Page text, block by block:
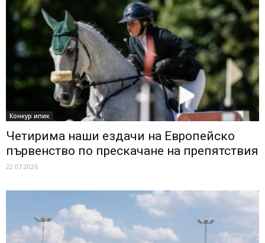
Конкур ипик
Четирима наши ездачи на Европейско
първенство по прескачане на препятствия
22.07.2026